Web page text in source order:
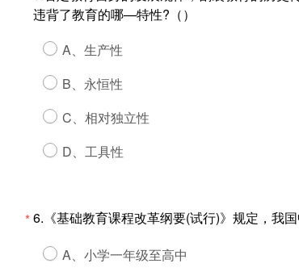
违背了教育的哪—特性?（）
A、生产性
B、永恒性
C、相对独立性
D、工具性
*6.《基础教育课程改革纲要(试行)》规定，我
A、小学一年级至高中